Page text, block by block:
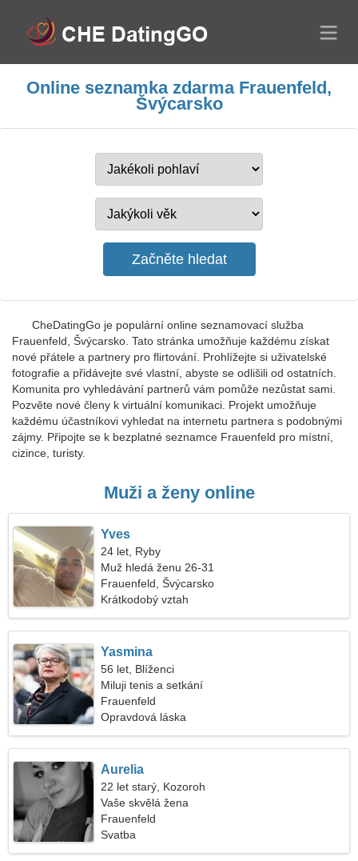
Online seznamka zdarma Frauenfeld,
Švýcarsko
CheDatingGo je populární online seznamovací služba
Frauenfeld, Švýcarsko. Tato stránka umožňuje každému získat
nové přátele a partnery pro flirtování. Prohlížejte si uživatelské
fotografie a přidávejte své vlastní, abyste se odlišili od ostatních.
Komunita pro vyhledávání partnerů vám pomůže nezůstat sami.
Pozvěte nové členy k virtuální komunikaci. Projekt umožňuje
každému účastníkovi vyhledat na internetu partnera s podobnými
zájmy. Připojte se k bezplatné seznamce Frauenfeld pro místní,
cizince, turisty.
Muži a ženy online
Yves
24 let, Ryby
Muž hledá ženu 26-31
Frauenfeld, Švýcarsko
Krátkodobý vztah
Yasmina
56 let, Blíženci
Miluji tenis a setkání
Frauenfeld
Opravdová láska
Aurelia
22 let starý, Kozoroh
Vaše skvělá žena
Frauenfeld
Svatba